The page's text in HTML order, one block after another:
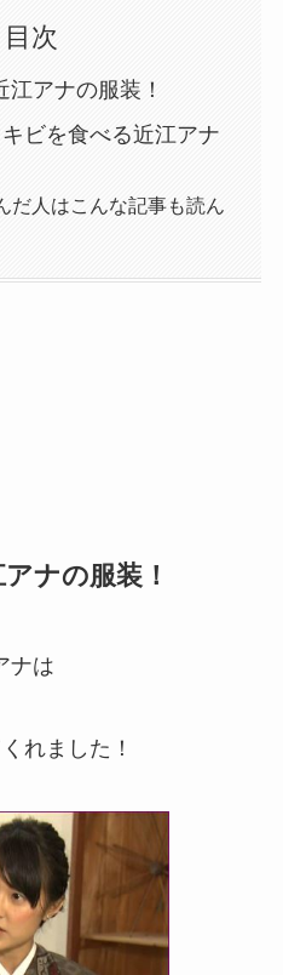
目次
アナの服装！
ビを食べる近江アナ
だ人はこんな記事も読ん
ナの服装！
ナは
れました！